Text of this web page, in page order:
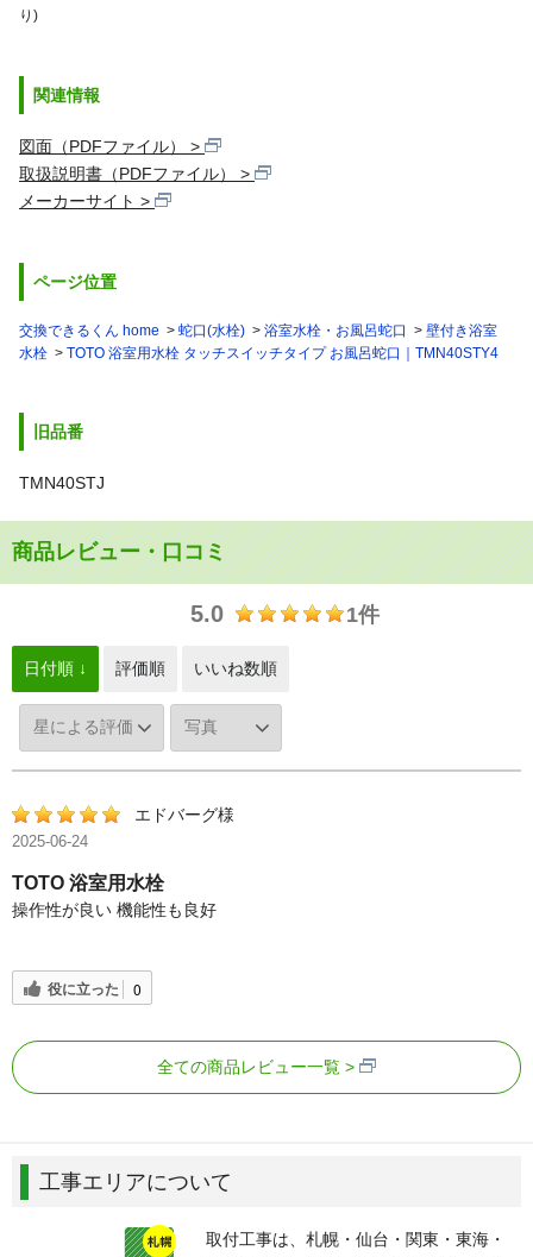
り)
関連情報
図面（PDFファイル）
取扱説明書（PDFファイル）
メーカーサイト
ページ位置
交換できるくん home 蛇口(水栓) 浴室水栓・お風呂蛇口
壁付き浴室
水栓
TOTO 浴室用水栓 タッチスイッチタイプ お風呂蛇口｜TMN40STY4
旧品番
TMN40STJ
商品レビュー・口コミ
5.0 1件
日付順 ↓ 評価順 いいね数順
エドバーグ様
2025-06-24
TOTO 浴室用水栓
操作性が良い 機能性も良好
役に立った 0
全ての商品レビュー一覧
工事エリアについて
取付工事は、札幌・仙台・関東・東海・